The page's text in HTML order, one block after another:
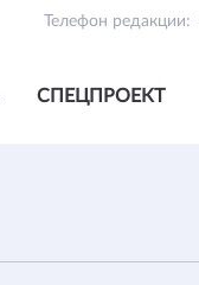
Телефон редакции:
СПЕЦПРОЕКТ